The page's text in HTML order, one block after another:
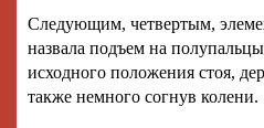
Следующим, четвертым,
назвала подъем на
исходного положения стоя,
также немного согнув колени.